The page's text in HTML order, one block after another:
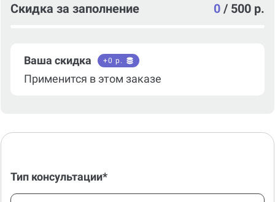
Скидка за заполнение 0 / 500 р.
Ваша скидка +0 р.
Применится в этом заказе
Тип консультации*